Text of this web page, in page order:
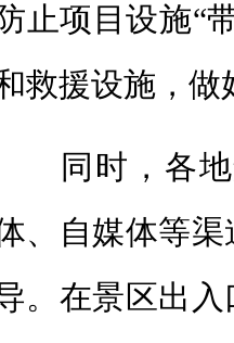
止项目设施“
救援设施，做
同时，各地
、自媒体等
。在景区出